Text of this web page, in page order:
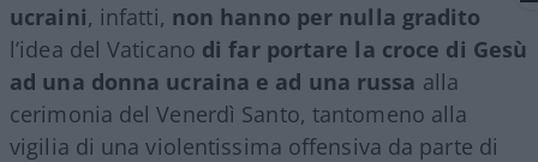
ucraini, infatti, non hanno per nulla gradito
l’idea del Vaticano di far portare la croce di Gesù
ad una donna ucraina e ad una russa alla
cerimonia del Venerdì Santo, tantomeno alla
vigilia di una violentissima offensiva da parte di